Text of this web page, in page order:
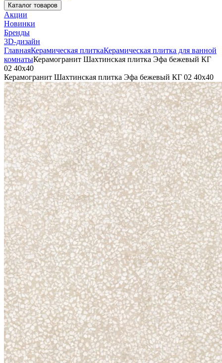
Каталог товаров
Акции
Новинки
Бренды
3D-дизайн
ГлавнаяКерамическая плиткаКерамическая плитка для ванной
комнатыКерамогранит Шахтинская плитка Эфа бежевый КГ
02 40х40
Керамогранит Шахтинская плитка Эфа бежевый КГ 02 40х40